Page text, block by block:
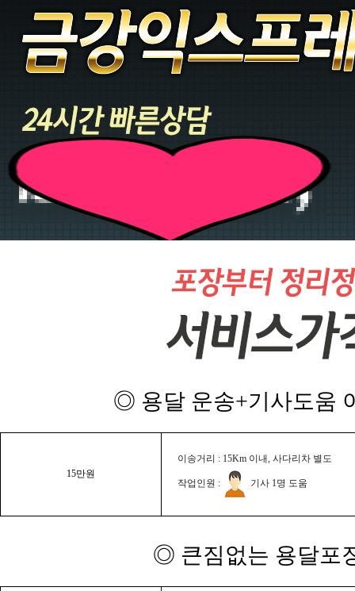
◎ 용달 운송+기사도움
15만원
이송거리 : 15Km 이내, 사다리차 별도
작업인원 : 기사 1명 도움
◎ 큰짐없는 용달포